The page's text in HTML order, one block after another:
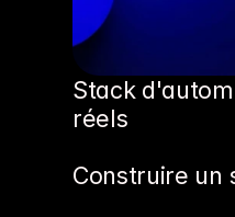
Stack
réels
Construire un